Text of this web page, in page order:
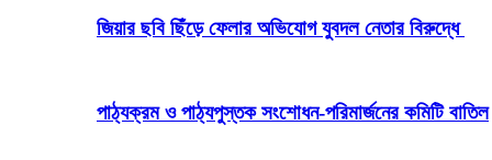
জিয়ার ছবি ছিঁড়ে ফেলার অভিযোগ যুবদল নেতার বিরুদ্ধে
পাঠ্যক্রম ও পাঠ্যপুস্তক সংশোধন-পরিমার্জনের কমিটি বাতিল